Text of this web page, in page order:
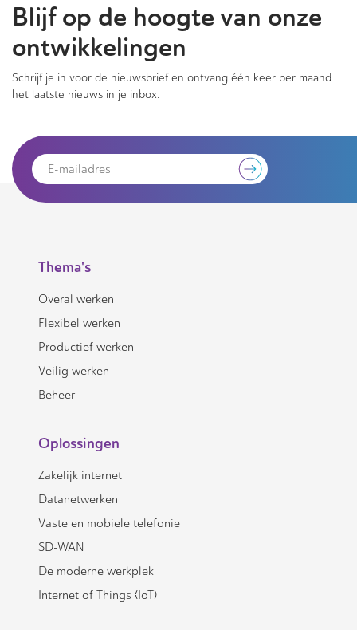
Blijf op de hoogte van onze
ontwikkelingen
Schrijf je in voor de nieuwsbrief en ontvang één keer per maand
het laatste nieuws in je inbox.
Thema's
Overal werken
Flexibel werken
Productief werken
Veilig werken
Beheer
Oplossingen
Zakelijk internet
Datanetwerken
Vaste en mobiele telefonie
SD-WAN
De moderne werkplek
Internet of Things (IoT)